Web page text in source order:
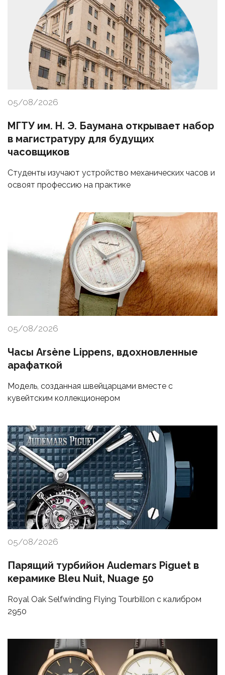
05/08/2026
МГТУ им. Н. Э. Баумана открывает набор
в магистратуру для будущих
часовщиков
Студенты изучают устройство механических часов и
освоят профессию на практике
05/08/2026
Часы Arsène Lippens, вдохновленные
арафаткой
Модель, созданная швейцарцами вместе с
кувейтским коллекционером
05/08/2026
Парящий турбийон Audemars Piguet в
керамике Bleu Nuit, Nuage 50
Royal Oak Selfwinding Flying Tourbillon с калибром
2950